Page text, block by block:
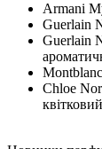
Armani
Guerlain
Guerlain
Chloe